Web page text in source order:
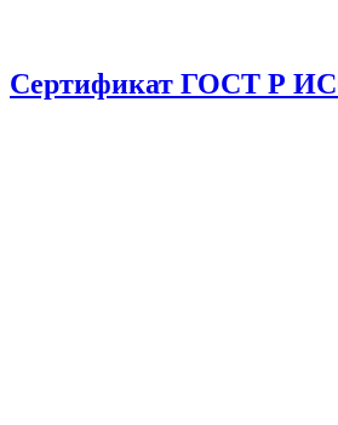
Сертификат ГОСТ Р